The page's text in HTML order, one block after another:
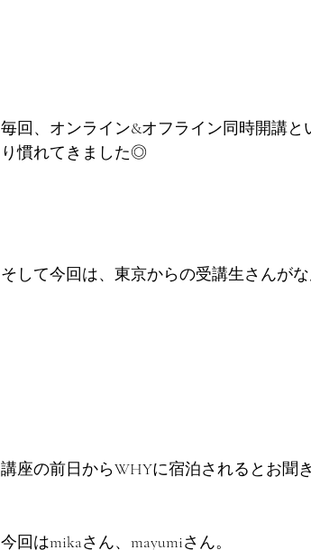
毎回、オンライン&オフライン同時開講
り慣れてきました◎
そして今回は、東京からの受講生さんが
講座の前日からWHYに宿泊されるとお聞
今回はmikaさん、mayumiさん。